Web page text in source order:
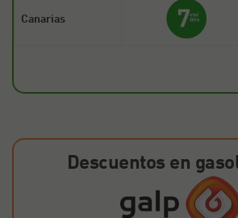
Canarias
Descuentos en